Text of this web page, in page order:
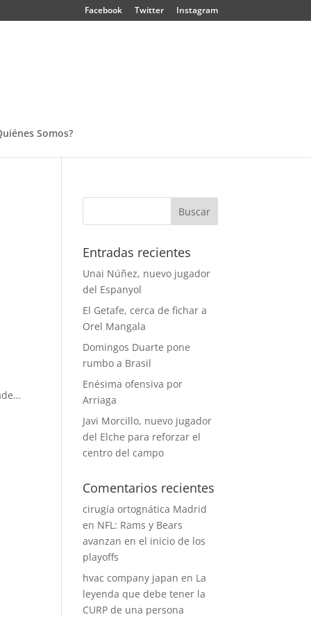
Facebook Twitter Instagram
Somos?
Entradas recientes
Unai Núñez, nuevo jugador
del Espanyol
El Getafe, cerca de fichar a
Orel Mangala
Domingos Duarte pone
rumbo a Brasil
Enésima ofensiva por
Arriaga
Javi Morcillo, nuevo jugador
del Elche para reforzar el
centro del campo
Comentarios recientes
cirugía ortognática Madrid
en NFL: Rams y Bears
avanzan en el inicio de los
playoffs
hvac company japan en La
leyenda que debe tener la
CURP de una persona